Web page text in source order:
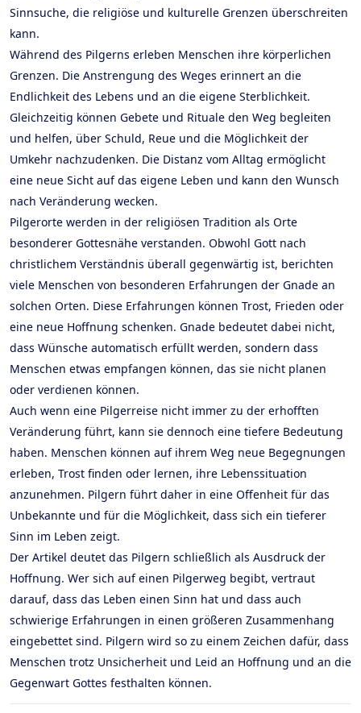
Sinnsuche, die religiöse und kulturelle Grenzen überschreiten
kann.
Während des Pilgerns erleben Menschen ihre körperlichen
Grenzen. Die Anstrengung des Weges erinnert an die
Endlichkeit des Lebens und an die eigene Sterblichkeit.
Gleichzeitig können Gebete und Rituale den Weg begleiten
und helfen, über Schuld, Reue und die Möglichkeit der
Umkehr nachzudenken. Die Distanz vom Alltag ermöglicht
eine neue Sicht auf das eigene Leben und kann den Wunsch
nach Veränderung wecken.
Pilgerorte werden in der religiösen Tradition als Orte
besonderer Gottesnähe verstanden. Obwohl Gott nach
christlichem Verständnis überall gegenwärtig ist, berichten
viele Menschen von besonderen Erfahrungen der Gnade an
solchen Orten. Diese Erfahrungen können Trost, Frieden oder
eine neue Hoffnung schenken. Gnade bedeutet dabei nicht,
dass Wünsche automatisch erfüllt werden, sondern dass
Menschen etwas empfangen können, das sie nicht planen
oder verdienen können.
Auch wenn eine Pilgerreise nicht immer zu der erhofften
Veränderung führt, kann sie dennoch eine tiefere Bedeutung
haben. Menschen können auf ihrem Weg neue Begegnungen
erleben, Trost finden oder lernen, ihre Lebenssituation
anzunehmen. Pilgern führt daher in eine Offenheit für das
Unbekannte und für die Möglichkeit, dass sich ein tieferer
Sinn im Leben zeigt.
Der Artikel deutet das Pilgern schließlich als Ausdruck der
Hoffnung. Wer sich auf einen Pilgerweg begibt, vertraut
darauf, dass das Leben einen Sinn hat und dass auch
schwierige Erfahrungen in einen größeren Zusammenhang
eingebettet sind. Pilgern wird so zu einem Zeichen dafür, dass
Menschen trotz Unsicherheit und Leid an Hoffnung und an die
Gegenwart Gottes festhalten können.